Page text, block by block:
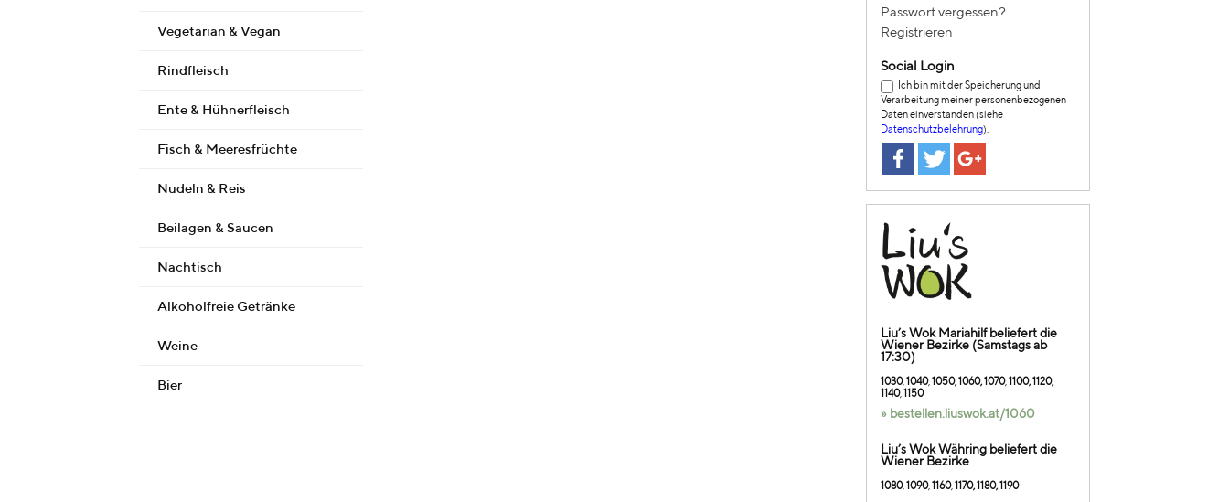
Vegetarian & Vegan
Rindfleisch
Ente & Hühnerfleisch
Fisch & Meeresfrüchte
Nudeln & Reis
Beilagen & Saucen
Nachtisch
Alkoholfreie Getränke
Weine
Bier
Passwort vergessen?
Registrieren
Social Login
Ich bin mit der Speicherung und
Verarbeitung meiner personenbezogenen
Daten einverstanden (siehe
Datenschutzbelehrung).
Liu’s Wok Mariahilf beliefert die
Wiener Bezirke (Samstags ab
17:30)
1030, 1040, 1050, 1060, 1070, 1100, 1120,
1140, 1150
» bestellen.liuswok.at/1060
Liu’s Wok Währing beliefert die
Wiener Bezirke
1080, 1090, 1160, 1170, 1180, 1190